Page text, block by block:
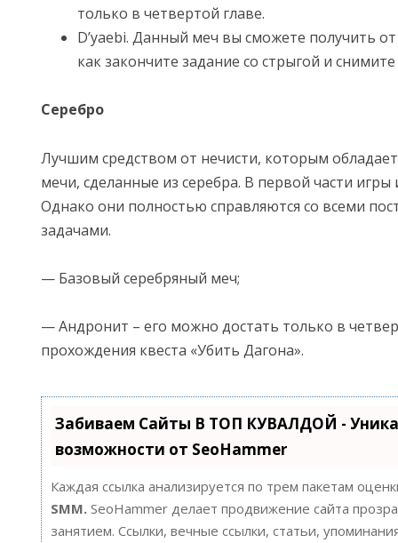
только в четвертой главе.
D’yaebi. Данный меч вы сможете получить
как закончите задание со стрыгой и
Серебро
Лучшим средством от нечисти, которым
мечи, сделанные из серебра. В первой части игры
Однако они полностью справляются со всеми
задачами.
— Базовый серебряный меч;
— Андронит – его можно достать только в
прохождения квеста «Убить Дагона».
Забиваем Сайты В ТОП КУВАЛДОЙ -
возможности от SeoHammer
Каждая ссылка анализируется по трем пакетам
SMM.SeoHammer делает продвижение сайта
занятием. Ссылки, вечные ссылки, статьи,